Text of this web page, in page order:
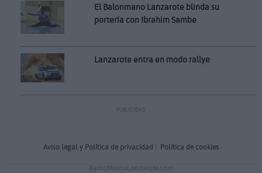
El Balonmano Lanzarote blinda su
portería con Ibrahim Sambe
Lanzarote entra en modo rallye
PUBLICIDAD
Aviso legal y Política de privacidad | Política de cookies
RadioMarcaLanzarote.com